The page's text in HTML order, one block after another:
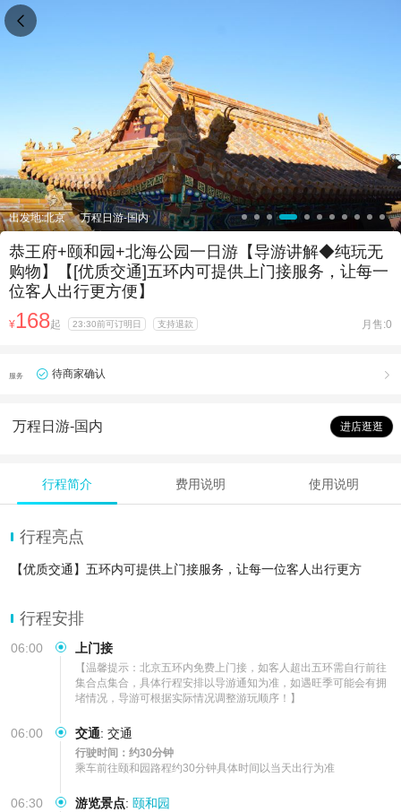
出发地:北京 万程日游-国内
恭王府+颐和园+北海公园一日游【导游讲解◆纯玩无
购物】【[优质交通]五环内可提供上门接服务，让每一
位客人出行更方便】
¥168起 23:30前可订明日 支持退款 月售:0
服务 待商家确认 
万程日游-国内 进店逛逛
行程简介 费用说明 使用说明
行程亮点
【优质交通】五环内可提供上门接服务，让每一位客人出行更方
行程安排
06:00 上门接
【温馨提示：北京五环内免费上门接，如客人超出五环需自行前往
集合点集合，具体行程安排以导游通知为准，如遇旺季可能会有拥
堵情况，导游可根据实际情况调整游玩顺序！】
06:00 交通: 交通
行驶时间：约30分钟
乘车前往颐和园路程约30分钟具体时间以当天出行为准
06:30 游览景点: 颐和园
